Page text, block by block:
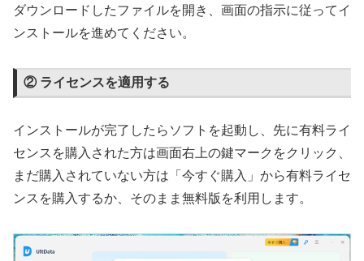
ダウンロードしたファイルを開き、画面の指示に従ってイ
ンストールを進めてください。
② ライセンスを適用する
インストールが完了したらソフトを起動し、先に有料ライ
センスを購入された方は画面右上の鍵マークをクリック、
まだ購入されていない方は「今すぐ購入」から有料ライセ
ンスを購入するか、そのまま無料版を利用します。